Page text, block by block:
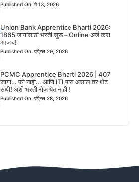
Published On: मे 13, 2026
Union Bank Apprentice Bharti 2026:
1865 जागांसाठी भरती सुरू – Online अर्ज करा
आजच!
Published On: एप्रिल 29, 2026
PCMC Apprentice Bharti 2026 | 407
जागा… फी नाही… आणि ITI पास असाल तर थेट
संधी! अशी भरती रोज येत नाही !
Published On: एप्रिल 28, 2026